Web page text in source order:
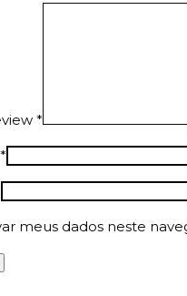
*
*
meus dados neste